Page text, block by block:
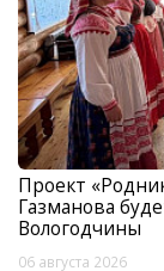
Проект
Газманова
Вологодчины
06 августа 2026